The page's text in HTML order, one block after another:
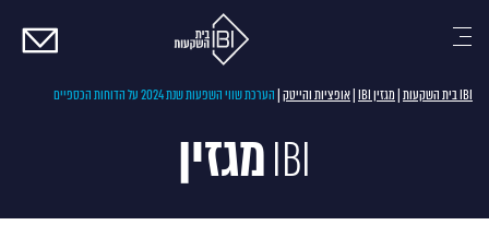
צרו
IBI בית השקעות |מגזין IBI |אופציות והייטק|הערכת שווי השפעות שנת 2024 על הדוחות הכספיים
IBIמגזין